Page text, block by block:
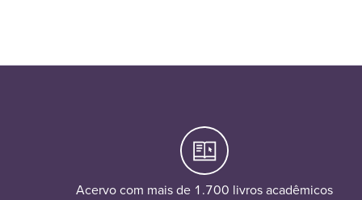
Acervo com mais de 1.700 livros acadêmicos